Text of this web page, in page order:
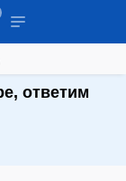
ответим